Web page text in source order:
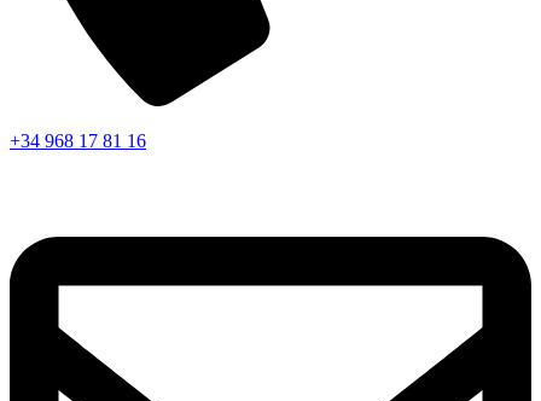
+34 968 17 81 16